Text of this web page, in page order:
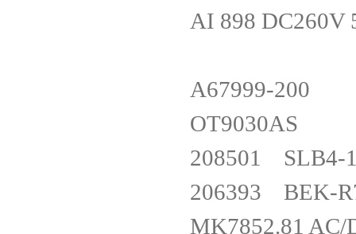
AI 898
A67999-
208501
206393
MK7852.81